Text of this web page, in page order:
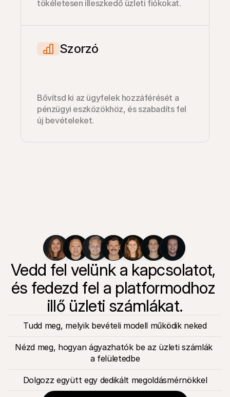
tökéletesen illeszkedő üzleti fiókokat.
Szorzó
Bővítsd ki az ügyfelek hozzáférését a
pénzügyi eszközökhöz, és szabadíts fel
új bevételeket.
Vedd fel velünk a kapcsolatot,
és fedezd fel a platformodhoz
illő üzleti számlákat.
Tudd meg, melyik bevételi modell működik neked
Nézd meg, hogyan ágyazhatók be az üzleti számlák
a felületedbe
Dolgozz együtt egy dedikált megoldásmérnökkel